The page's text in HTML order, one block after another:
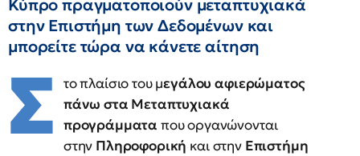
Κύπρο πραγματοποιούν μεταπτυχιακά
στην Επιστήμη των Δεδομένων και
μπορείτε τώρα να κάνετε αίτηση
Σ το πλαίσιο του μεγάλου αφιερώματος
πάνω στα Μεταπτυχιακά
προγράμματα που οργανώνονται
στην Πληροφορική και στην Επιστήμη